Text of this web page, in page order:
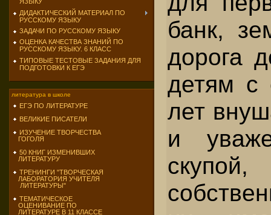
ДИДАКТИЧЕСКИЙ МАТЕРИАЛ ПО
РУССКОМУ ЯЗЫКУ
ЗАДАЧИ ПО РУССКОМУ ЯЗЫКУ
ОЦЕНКА КАЧЕСТВА ЗНАНИЙ ПО
РУССКОМУ ЯЗЫКУ. 6 КЛАСС
ТИПОВЫЕ ТЕСТОВЫЕ ЗАДАНИЯ ДЛЯ
ПОДГОТОВКИ К ЕГЭ
литература в школе
ЕГЭ ПО ЛИТЕРАТУРЕ
ВЕЛИКИЕ ПИСАТЕЛИ
ИЗУЧЕНИЕ ТВОРЧЕСТВА
ГОГОЛЯ
50 КНИГ ИЗМЕНИВШИХ
ЛИТЕРАТУРУ
ТРЕНИНГИ "ТВОРЧЕСКАЯ
ЛАБОРАТОРИЯ УЧИТЕЛЯ
ЛИТЕРАТУРЫ"
ТЕМАТИЧЕСКОЕ
ОЦЕНИВАНИЕ ПО
ЛИТЕРАТУРЕ В 11 КЛАССЕ
банк,
дорога
детям с
лет
и